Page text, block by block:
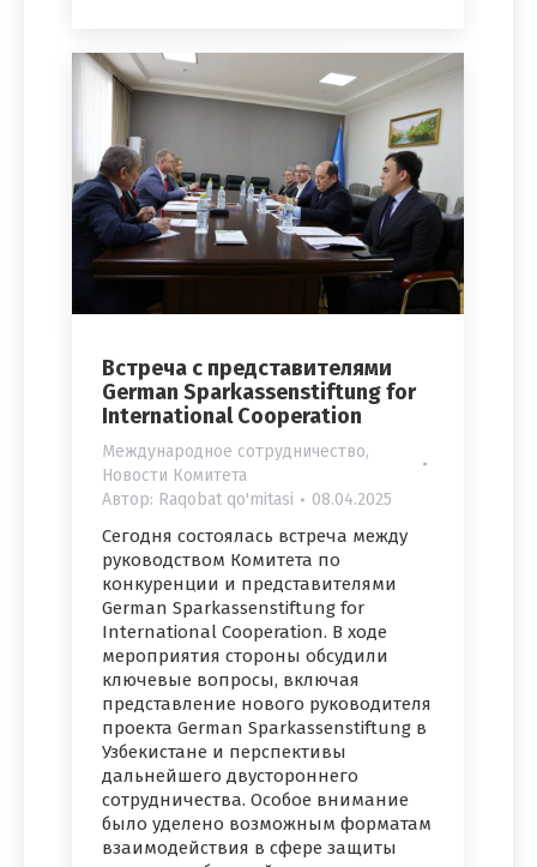
Встреча с представителями
German Sparkassenstiftung for
International Cooperation
Международное сотрудничество,
Новости Комитета
Автор: Raqobat qo'mitasi 08.04.2025
Сегодня состоялась встреча между
руководством Комитета по
конкуренции и представителями
German Sparkassenstiftung for
International Cooperation. В ходе
мероприятия стороны обсудили
ключевые вопросы, включая
представление нового руководителя
проекта German Sparkassenstiftung в
Узбекистане и перспективы
дальнейшего двустороннего
сотрудничества. Особое внимание
было уделено возможным форматам
взаимодействия в сфере защиты